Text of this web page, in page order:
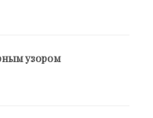
узором